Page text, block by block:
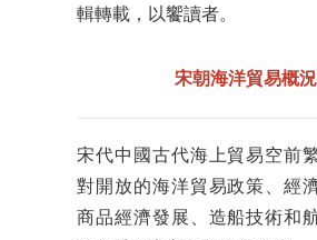
輯轉載，以饗讀者。
宋朝海洋貿易概況
宋代中國古代海上貿易空前
對開放的海洋貿易政策、經
商品經濟發展、造船技術和